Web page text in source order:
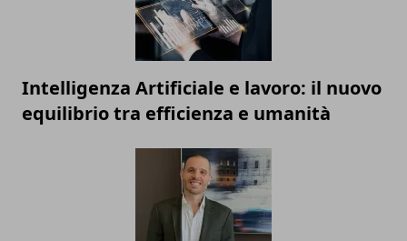
Intelligenza Artificiale e lavoro: il nuovo
equilibrio tra efficienza e umanità